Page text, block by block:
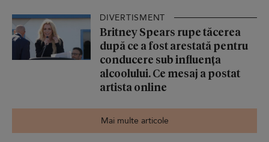
DIVERTISMENT
Britney Spears rupe tăcerea
după ce a fost arestată pentru
conducere sub influența
alcoolului. Ce mesaj a postat
artista online
Mai multe articole